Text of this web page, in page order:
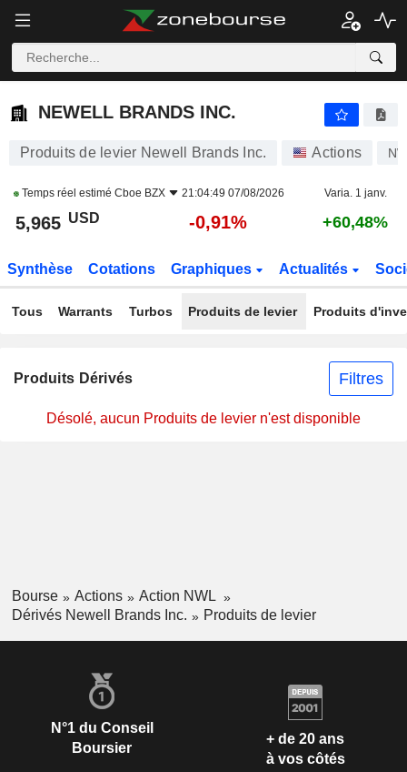
NEWELL BRANDS INC.
NEWELL BRANDS INC.
Produits de levier Newell Brands Inc. Actions
Temps réel estimé Cboe BZX 21:04:49 07/08/2026 Varia. 1 janv.
5,965 USD -0,91% +60,48%
Synthèse Cotations Graphiques Actualités
Tous Warrants Turbos Produits de levier Produits
Produits Dérivés Filtres
Désolé, aucun Produits de levier n'est disponible
Bourse Actions
Action NWL
Dérivés Newell Brands Inc.
Produits de levier
N°1 du Conseil
Boursier
+ de 20 ans
à vos côtés